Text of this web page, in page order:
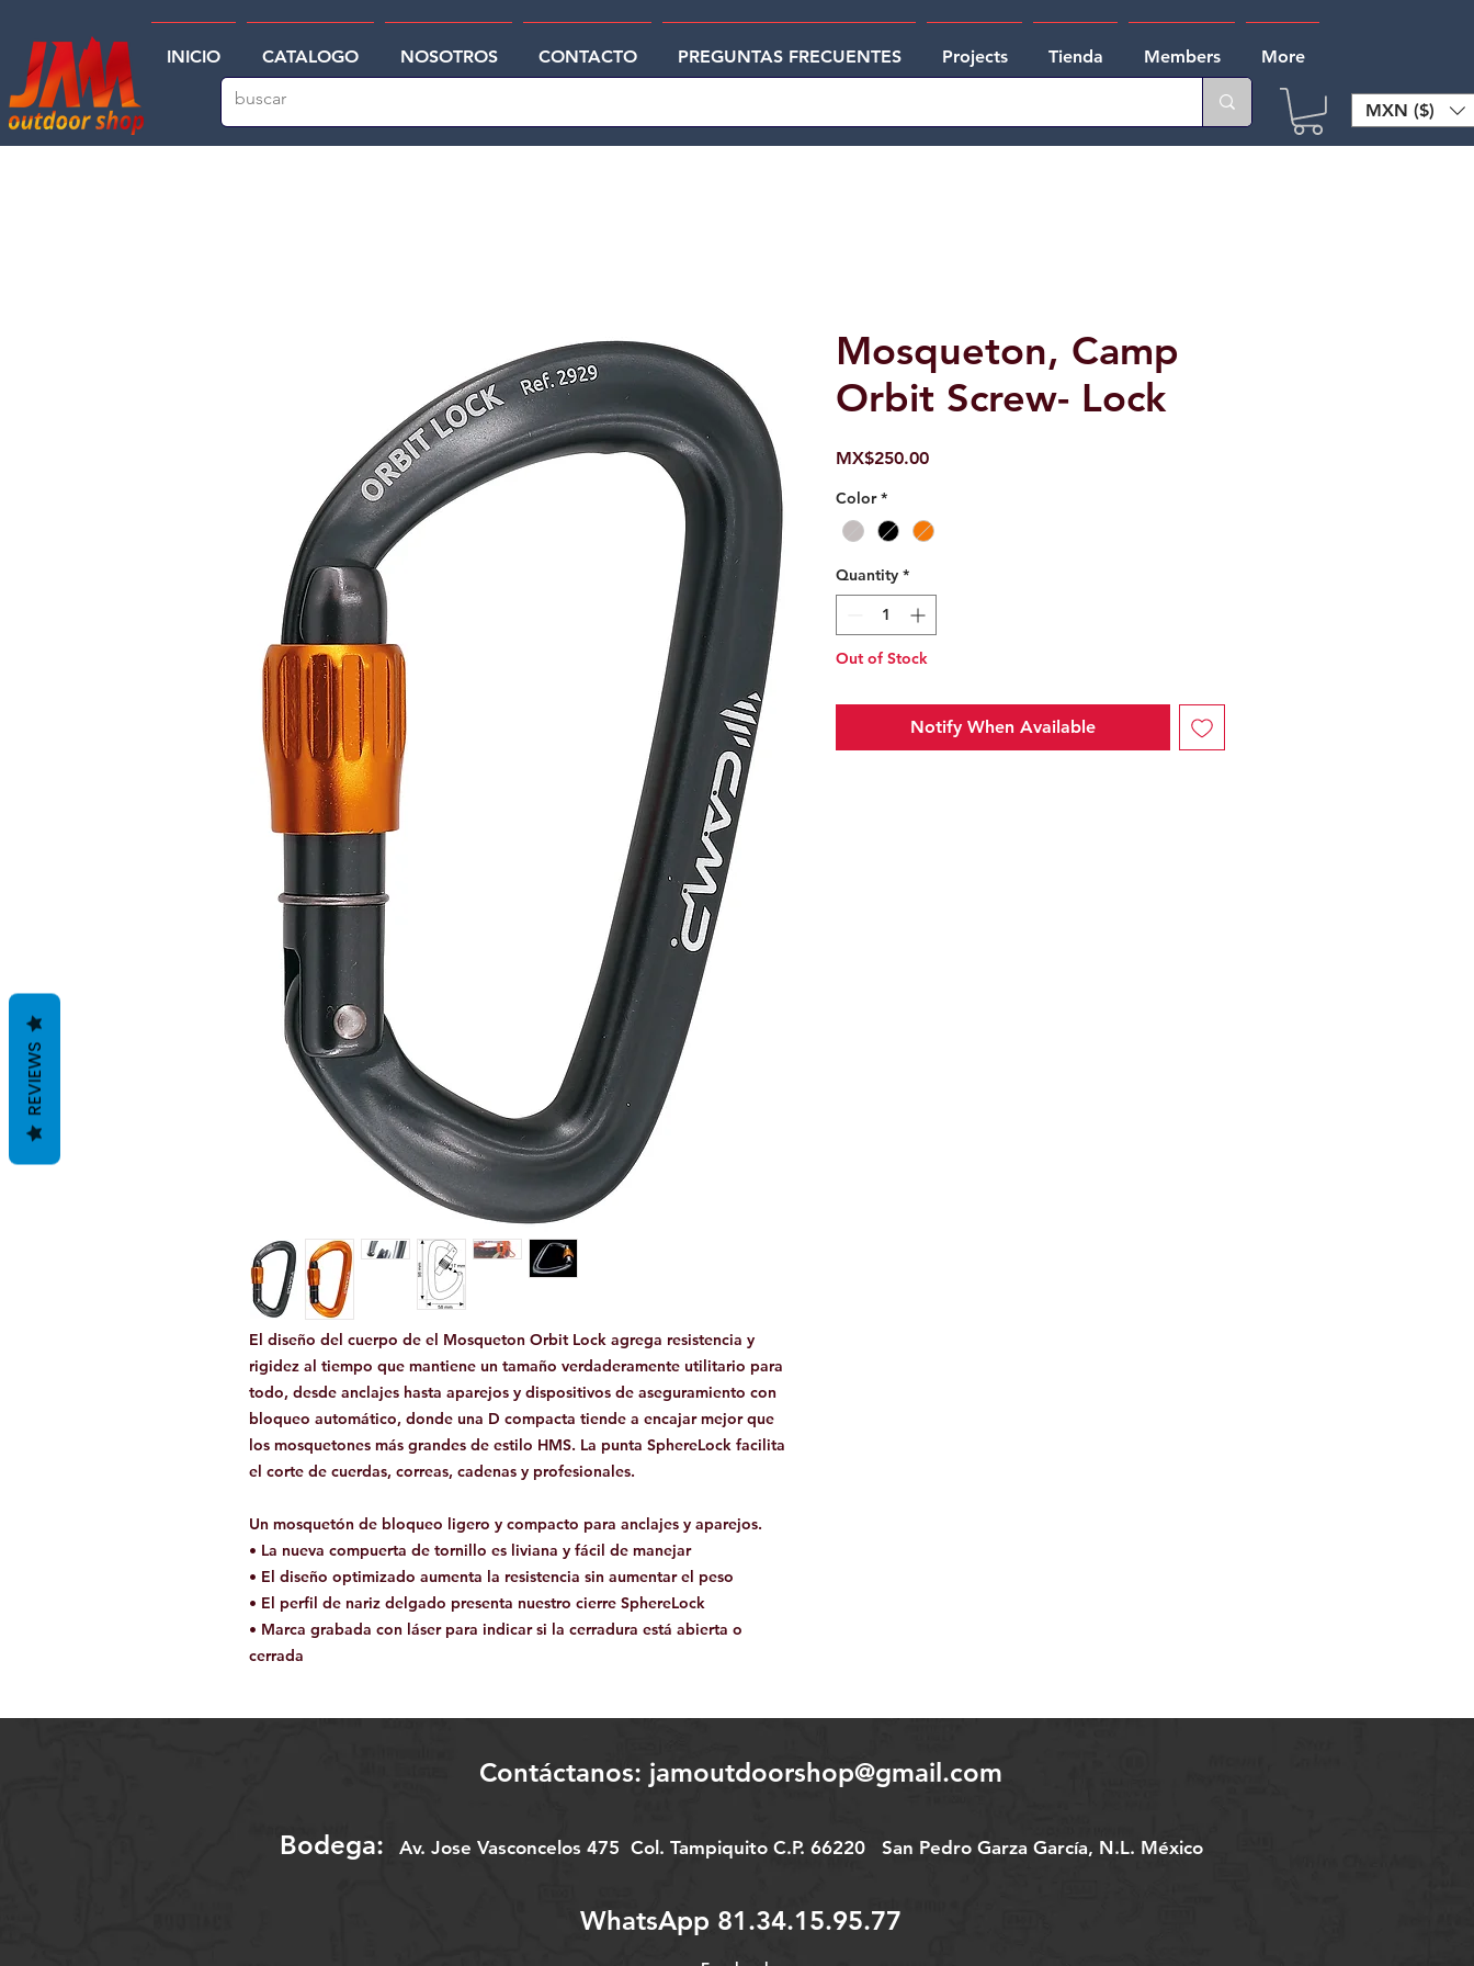
INICIO CATALOGO NOSOTROS CONTACTO PREGUNTAS FRECUENTES Projects Tienda Members More
MXN ($)
El diseño del cuerpo de el Mosqueton Orbit Lock agrega resistencia y
rigidez al tiempo que mantiene un tamaño verdaderamente utilitario para
todo, desde anclajes hasta aparejos y dispositivos de aseguramiento con
bloqueo automático, donde una D compacta tiende a encajar mejor que
los mosquetones más grandes de estilo HMS. La punta SphereLock facilita
el corte de cuerdas, correas, cadenas y profesionales.
Un mosquetón de bloqueo ligero y compacto para anclajes y aparejos.
• La nueva compuerta de tornillo es liviana y fácil de manejar
• El diseño optimizado aumenta la resistencia sin aumentar el peso
• El perfil de nariz delgado presenta nuestro cierre SphereLock
• Marca grabada con láser para indicar si la cerradura está abierta o
cerrada
Mosqueton, Camp
Orbit Screw- Lock
MX$250.00Price
Color *
Quantity *
Out of Stock
Notify When Available
Contáctanos: jamoutdoorshop@gmail.com
Bodega: Av. Jose Vasconcelos 475 Col. Tampiquito C.P. 66220 San Pedro Garza García, N.L. México
WhatsApp 81.34.15.95.77
REVIEWS